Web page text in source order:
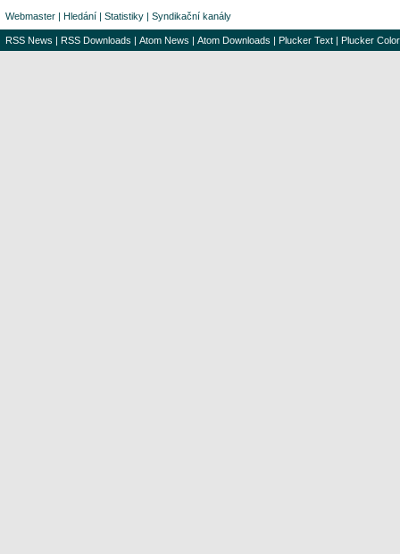
Webmaster | Hledání | Statistiky | Syndikační kanály
RSS News | RSS Downloads | Atom News | Atom Downloads | Plucker Text | Plucker Color